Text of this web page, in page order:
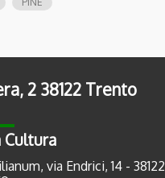
2 38122 Trento
Cultura
via Endrici, 14 - 38122